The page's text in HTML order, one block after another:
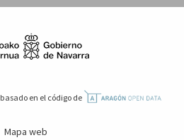
basado en el código de
Mapa web